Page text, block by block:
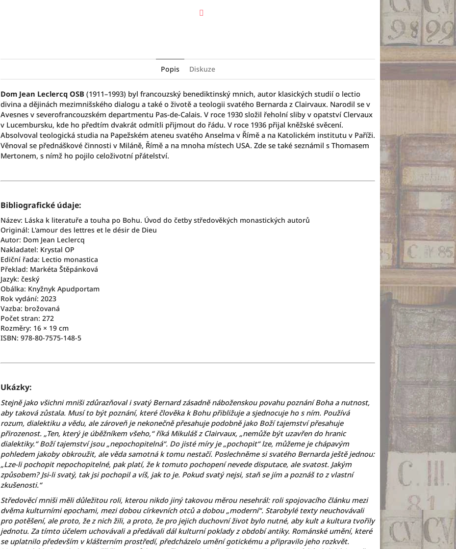
Popis Diskuze
Dom Jean Leclercq OSB (1911–1993) byl francouzský benediktinský mnich, autor klasických studií o lectio
divina a dějinách mezimnišského dialogu a také o životě a teologii svatého Bernarda z Clairvaux. Narodil se v
Avesnes v severofrancouzském departmentu Pas-de-Calais. V roce 1930 složil řeholní sliby v opatství Clervaux
v Lucembursku, kde ho předtím dvakrát odmítli přijmout do řádu. V roce 1936 přijal kněžské svěcení.
Absolvoval teologická studia na Papežském ateneu svatého Anselma v Římě a na Katolickém institutu v Paříži.
Věnoval se přednáškové činnosti v Miláně, Římě a na mnoha místech USA. Zde se také seznámil s Thomasem
Mertonem, s nímž ho pojilo celoživotní přátelství.
Bibliografické údaje:
Název: Láska k literatuře a touha po Bohu. Úvod do četby středověkých monastických autorů
Originál: L'amour des lettres et le désir de Dieu
Autor: Dom Jean Leclercq
Nakladatel: Krystal OP
Ediční řada: Lectio monastica
Překlad: Markéta Štěpánková
Jazyk: český
Obálka: Knyžnyk Apudportam
Rok vydání: 2023
Vazba: brožovaná
Počet stran: 272
Rozměry: 16 × 19 cm
ISBN: 978-80-7575-148-5
Ukázky:
Stejně jako všichni mniši zdůrazňoval i svatý Bernard zásadně náboženskou povahu poznání Boha a nutnost,
aby taková zůstala. Musí to být poznání, které člověka k Bohu přibližuje a sjednocuje ho s ním. Používá
rozum, dialektiku a vědu, ale zároveň je nekonečně přesahuje podobně jako Boží tajemství přesahuje
přirozenost. „Ten, který je úběžníkem všeho,“ říká Mikuláš z Clairvaux, „nemůže být uzavřen do hranic
dialektiky.“ Boží tajemství jsou „nepochopitelná“. Do jisté míry je „pochopit“ lze, můžeme je chápavým
pohledem jakoby obkroužit, ale věda samotná k tomu nestačí. Poslechněme si svatého Bernarda ještě jednou:
„Lze-li pochopit nepochopitelné, pak platí, že k tomuto pochopení nevede disputace, ale svatost. Jakým
způsobem? Jsi-li svatý, tak jsi pochopil a víš, jak to je. Pokud svatý nejsi, staň se jím a poznáš to z vlastní
zkušenosti.“
Středověcí mniši měli důležitou roli, kterou nikdo jiný takovou měrou nesehrál: roli spojovacího článku mezi
dvěma kulturními epochami, mezi dobou církevních otců a dobou „moderní“. Starobylé texty neuchovávali
pro potěšení, ale proto, že z nich žili, a proto, že pro jejich duchovní život bylo nutné, aby kult a kultura tvořily
jednotu. Za tímto účelem uchovávali a předávali dál kulturní poklady z období antiky. Románské umění, které
se uplatnilo především v klášterním prostředí, předcházelo umění gotickému a připravilo jeho rozkvět.